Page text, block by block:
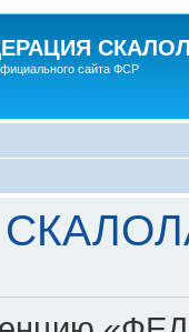
сайта ФСР